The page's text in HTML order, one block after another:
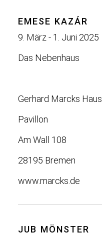
EMESE KAZÁR
9. März - 1. Juni 2025
Das Nebenhaus
Gerhard Marcks Haus
Pavillon
Am Wall 108
28195 Bremen
www.marcks.de
JUB MÖNSTER